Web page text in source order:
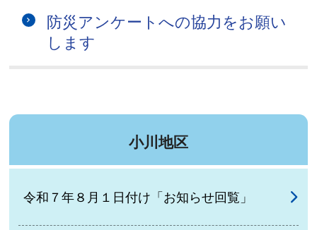
防災アンケートへの協力をお願い
します
小川地区
令和７年８月１日付け「お知らせ回覧」